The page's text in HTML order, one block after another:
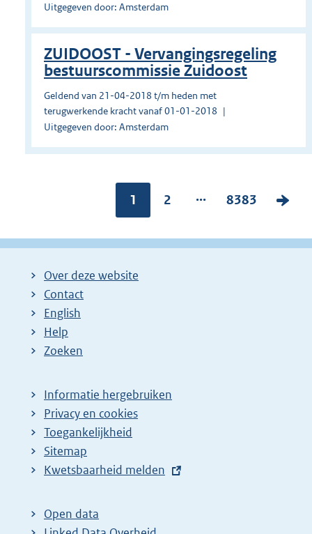
Uitgegeven door: Amsterdam
ZUIDOOST - Vervangingsregeling
bestuurscommissie Zuidoost
Geldend van 21-04-2018 t/m heden met
terugwerkende kracht vanaf 01-01-2018
Uitgegeven door: Amsterdam
Pagina:
1
P
g
2 ...
P
g
8383
V
l
Over deze website
Contact
English
Help
Zoeken
Informatie hergebruiken
Privacy en cookies
Toegankelijkheid
Sitemap
E
t
e
Kwetsbaarheid melden
Open data